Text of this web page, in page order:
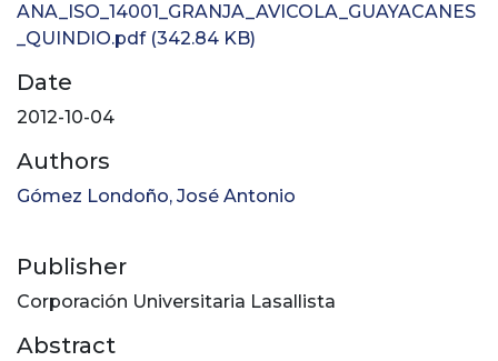
ANA_ISO_14001_GRANJA_AVICOLA_GUAYACANES
_QUINDIO.pdf(342.84 KB)
Date
2012-10-04
Authors
Gómez Londoño, José Antonio
Publisher
Corporación Universitaria Lasallista
Abstract